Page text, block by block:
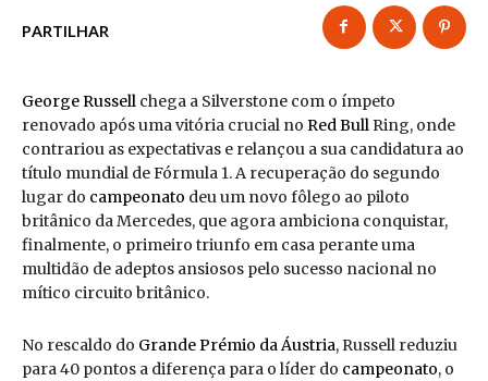
PARTILHAR
George Russell chega a Silverstone com o ímpeto
renovado após uma vitória crucial no Red Bull Ring, onde
contrariou as expectativas e relançou a sua candidatura ao
título mundial de Fórmula 1. A recuperação do segundo
lugar do campeonato deu um novo fôlego ao piloto
britânico da Mercedes, que agora ambiciona conquistar,
finalmente, o primeiro triunfo em casa perante uma
multidão de adeptos ansiosos pelo sucesso nacional no
mítico circuito britânico.
No rescaldo do Grande Prémio da Áustria, Russell reduziu
para 40 pontos a diferença para o líder do campeonato, o